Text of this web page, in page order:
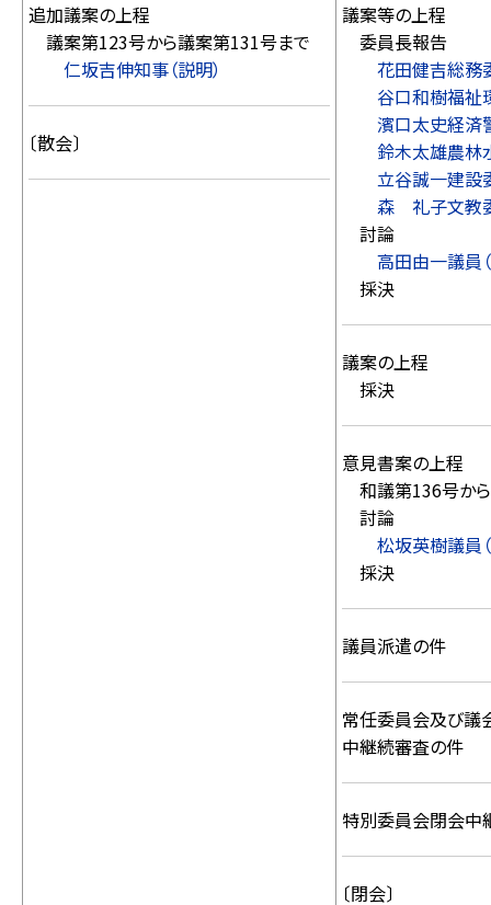
追加議案の上程
議案第123号から議案第131号まで
仁坂吉伸知事（説明）
〔散会〕
議案等の上程
委員長報告
花田健吉総務
谷口和樹福祉
濱口太史経済
鈴木太雄農林
立谷誠一建設
森 礼子文教
討論
高田由一議員
採決
議案の上程
採決
意見書案の上程
和議第136号か
討論
松坂英樹議員
採決
議員派遣の件
常任委員会及び議
中継続審査の件
特別委員会閉会中
〔閉会〕